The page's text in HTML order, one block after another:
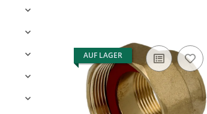
AUF LAGER